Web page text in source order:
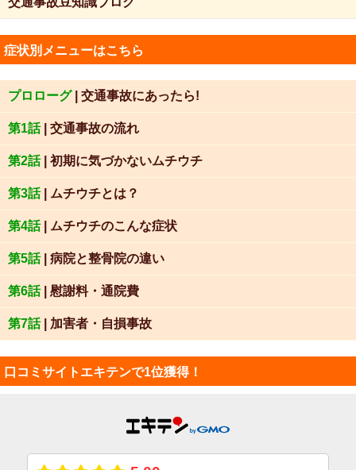
症状別メニューはこちら
プロローグ| 交通事故にあったら!
第1話| 交通事故の流れ
第2話| 初期に気づかないムチウチ
第3話| ムチウチとは？
第4話| ムチウチのこんな症状
第5話| 病院と整骨院の違い
第6話| 慰謝料・通院費
第7話| 加害者・自損事故
口コミサイトエキテンで1位獲得！